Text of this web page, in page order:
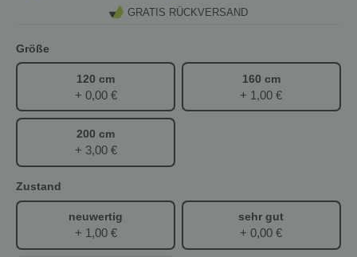
GRATIS RÜCKVERSAND
Größe
120 cm
+ 0,00 €
160 cm
+ 1,00 €
200 cm
+ 3,00 €
Zustand
neuwertig
+ 1,00 €
sehr gut
+ 0,00 €